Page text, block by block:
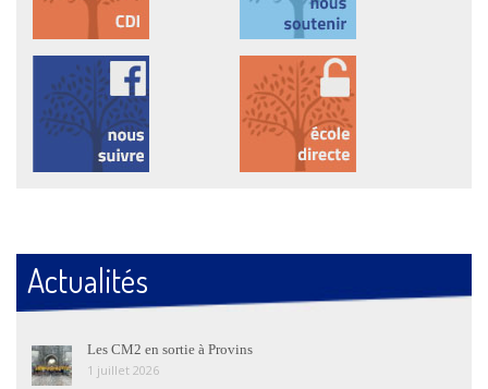
Actualités
Les CM2 en sortie à Provins
1 juillet 2026